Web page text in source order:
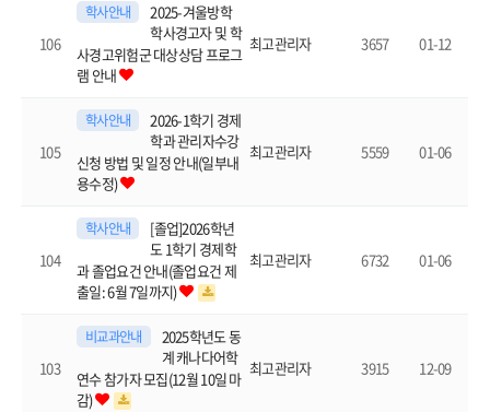
106
학사안내
2025-겨울방학
학사경고자 및 학
사경고위험군 대상상담 프로그
램 안내
최고관리자 3657 01-12
105
학사안내
2026-1학기 경제
학과 관리자수강
신청 방법 및 일정 안내(일부내
용수정)
최고관리자 5559 01-06
104
학사안내
[졸업]2026학년
도 1학기 경제학
과 졸업요건 안내(졸업요건 제
출일: 6월 7일까지)
최고관리자 6732 01-06
103
비교과안내
2025학년도 동
계 캐나다어학
연수 참가자 모집(12월 10일 마
감)
최고관리자 3915 12-09